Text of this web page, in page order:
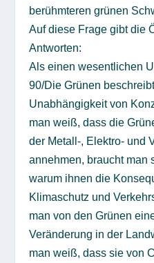
berühmteren grünen
Auf diese Frage gibt die
Antworten:
Als einen wesentlichen
90/Die Grünen
Unabhängigkeit von
man weiß, dass die
der Metall-, Elektro- und
annehmen, braucht man
warum ihnen die
Klimaschutz und
man von den Grünen
Veränderung in der
man weiß, dass sie von